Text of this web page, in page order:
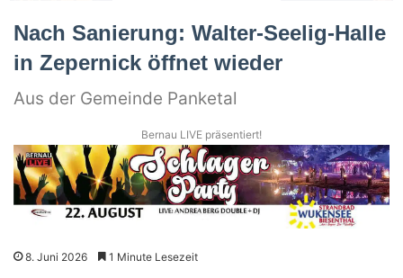
Nach Sanierung: Walter-Seelig-Halle
in Zepernick öffnet wieder
Aus der Gemeinde Panketal
Bernau LIVE präsentiert!
8. Juni 2026 1 Minute Lesezeit